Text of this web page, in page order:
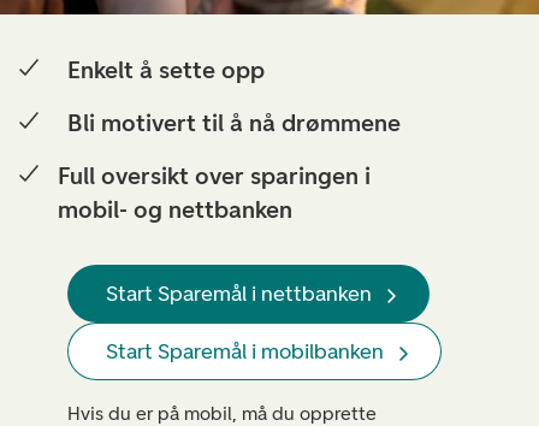
Enkelt å sette opp
Bli motivert til å nå drømmene
Full oversikt over sparingen i
mobil- og nettbanken
Start Sparemål i nettbanken
Start Sparemål i mobilbanken
Hvis du er på mobil, må du opprette